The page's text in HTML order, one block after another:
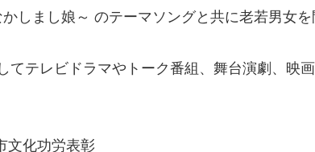
しまし娘～ のテーマソングと共に老若男女
てテレビドラマやトーク番組、舞台演劇、映
文化功労表彰